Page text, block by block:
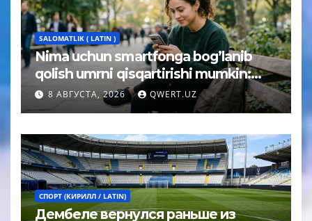
SALOMATLIK ( LATIN )
Nima uchun smartfonga bog’lanib
qolish umrni qisqartirishi mumkin:
psixolog javobi
8 АВГУСТА, 2026 QWERT.UZ
СПОРТ (КИРИЛЛ / LATIN)
Дембеле вернулся раньше из